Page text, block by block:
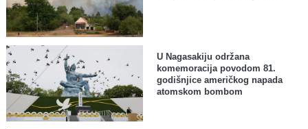
U Nagasakiju održana
komemoracija povodom 81.
godišnjice američkog napada
atomskom bombom